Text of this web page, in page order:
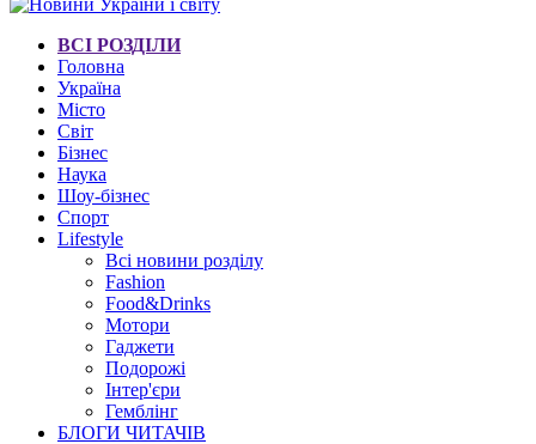
ВСІ РОЗДІЛИ
Головна
Україна
Місто
Світ
Бізнес
Наука
Шоу-бізнес
Спорт
Lifestyle
Всі новини розділу
Fashion
Food&Drinks
Мотори
Гаджети
Подорожі
Інтер'єри
Гемблінг
БЛОГИ ЧИТАЧІВ